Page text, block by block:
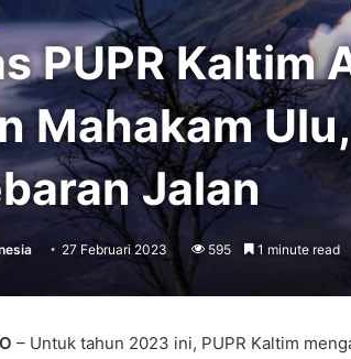
PUPR Kaltim
Mahakam
Jalan
27 Februari 2023 595 1 minute read
– Untuk tahun 2023 ini, PUPR Kaltim